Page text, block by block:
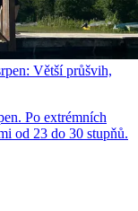
Větší průšvih,
Po extrémních
od 23 do 30 stupňů.